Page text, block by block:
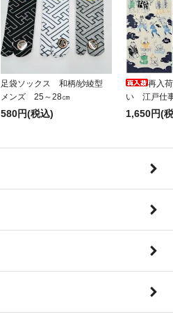
足袋ソックス 和柄/紗綾型
メンズ 25～28㎝
580円(税込)
再入
い 江戸仕
1,650円(